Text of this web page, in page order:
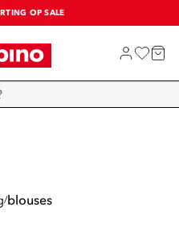
KANS!
NIEUW
/blouses